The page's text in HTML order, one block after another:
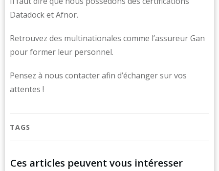
Datadock et Afnor.
Retrouvez des multinationales comme l’assureur Gan
pour former leur personnel.
Pensez à nous contacter afin d’échanger sur vos
attentes !
TAGS
Ces articles peuvent vous intéresser